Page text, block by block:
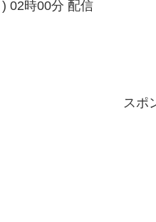
02時00分 配信
スポ